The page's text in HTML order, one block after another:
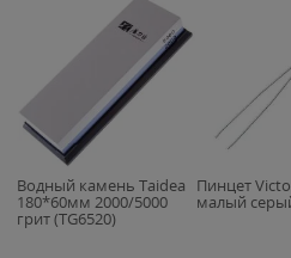
Водный камень Taidea
180*60мм 2000/5000
грит (TG6520)
Пинцет
малый